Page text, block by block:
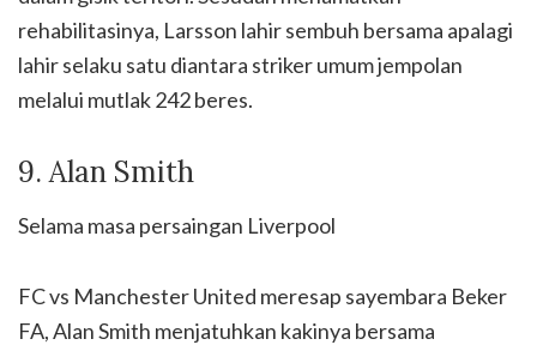
rehabilitasinya, Larsson lahir sembuh bersama apalagi
lahir selaku satu diantara striker umum jempolan
melalui mutlak 242 beres.
9. Alan Smith
Selama masa persaingan Liverpool
FC vs Manchester United meresap sayembara Beker
FA, Alan Smith menjatuhkan kakinya bersama